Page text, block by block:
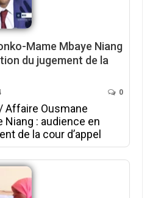
Mame Mbaye Niang
du jugement de la
0
Affaire Ousmane
Niang : audience en
de la cour d’appel